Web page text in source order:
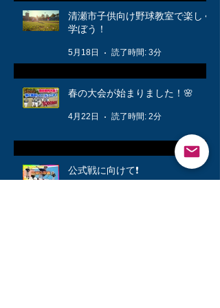
清瀬市子供向け野球教室で楽しく
学ぼう！
5月18日 読了時間: 3分
春の大会が始まりました！🌸
4月22日 読了時間: 2分
公式戦に向けて❗️